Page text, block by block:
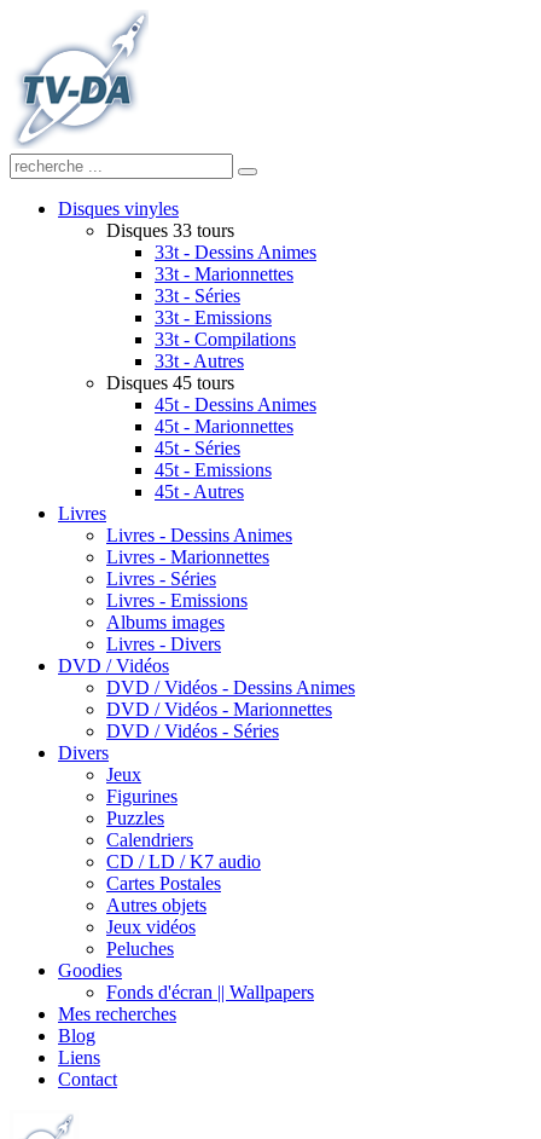
Disques vinyles
Disques 33 tours
33t - Dessins Animes
33t - Marionnettes
33t - Séries
33t - Emissions
33t - Compilations
33t - Autres
Disques 45 tours
45t - Dessins Animes
45t - Marionnettes
45t - Séries
45t - Emissions
45t - Autres
Livres
Livres - Dessins Animes
Livres - Marionnettes
Livres - Séries
Livres - Emissions
Albums images
Livres - Divers
DVD / Vidéos
DVD / Vidéos - Dessins Animes
DVD / Vidéos - Marionnettes
DVD / Vidéos - Séries
Divers
Jeux
Figurines
Puzzles
Calendriers
CD / LD / K7 audio
Cartes Postales
Autres objets
Jeux vidéos
Peluches
Goodies
Fonds d'écran || Wallpapers
Mes recherches
Blog
Liens
Contact